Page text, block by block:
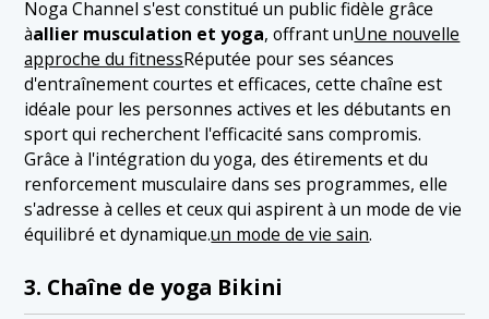
Noga Channel s'est constitué un public fidèle grâce
àallier musculation et yoga, offrant unUne nouvelle
approche du fitnessRéputée pour ses séances
d'entraînement courtes et efficaces, cette chaîne est
idéale pour les personnes actives et les débutants en
sport qui recherchent l'efficacité sans compromis.
Grâce à l'intégration du yoga, des étirements et du
renforcement musculaire dans ses programmes, elle
s'adresse à celles et ceux qui aspirent à un mode de vie
équilibré et dynamique.un mode de vie sain.
3. Chaîne de yoga Bikini